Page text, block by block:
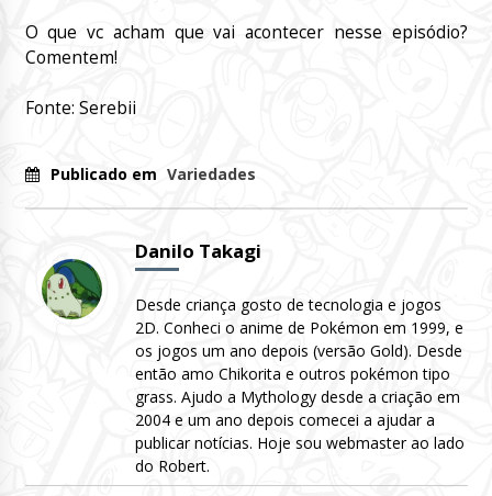
O que vc acham que vai acontecer nesse episódio?
Comentem!
Fonte: Serebii
Publicado em Variedades
Danilo Takagi
Desde criança gosto de tecnologia e jogos
2D. Conheci o anime de Pokémon em 1999, e
os jogos um ano depois (versão Gold). Desde
então amo Chikorita e outros pokémon tipo
grass. Ajudo a Mythology desde a criação em
2004 e um ano depois comecei a ajudar a
publicar notícias. Hoje sou webmaster ao lado
do Robert.